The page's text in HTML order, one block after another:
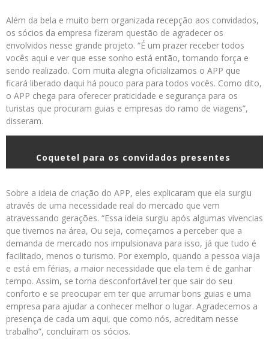
Além da bela e muito bem organizada recepção aos convidados,
os sócios da empresa fizeram questão de agradecer os
envolvidos nesse grande projeto. “É um prazer receber todos
vocês aqui e ver que esse sonho está então, tomando força e
sendo realizado. Com muita alegria oficializamos o APP que
ficará liberado daqui há pouco para para todos vocês. Como dito,
o APP chega para oferecer praticidade e segurança para os
turistas que procuram guias e empresas do ramo de viagens”,
disseram.
Coquetel para os convidados presentes
Sobre a ideia de criação do APP, eles explicaram que ela surgiu
através de uma necessidade real do mercado que vem
atravessando gerações. “Essa ideia surgiu após algumas vivencias
que tivemos na área, Ou seja, começamos a perceber que a
demanda de mercado nos impulsionava para isso, já que tudo é
facilitado, menos o turismo. Por exemplo, quando a pessoa viaja
e está em férias, a maior necessidade que ela tem é de ganhar
tempo. Assim, se torna desconfortável ter que sair do seu
conforto e se preocupar em ter que arrumar bons guias e uma
empresa para ajudar a conhecer melhor o lugar. Agradecemos a
presença de cada um aqui, que como nós, acreditam nesse
trabalho”, concluíram os sócios.